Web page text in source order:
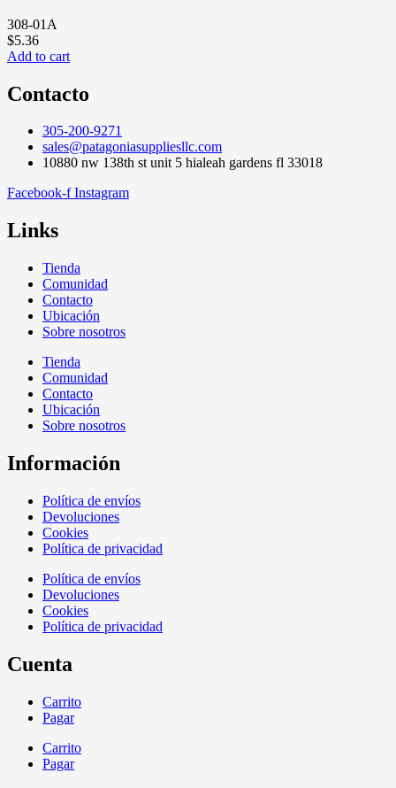
308-01A
$5.36
Add to cart
Contacto
305-200-9271
sales@patagoniasuppliesllc.com
10880 nw 138th st unit 5 hialeah gardens fl 33018
Facebook-f Instagram
Links
Tienda
Comunidad
Contacto
Ubicación
Sobre nosotros
Tienda
Comunidad
Contacto
Ubicación
Sobre nosotros
Información
Política de envíos
Devoluciones
Cookies
Política de privacidad
Política de envíos
Devoluciones
Cookies
Política de privacidad
Cuenta
Carrito
Pagar
Carrito
Pagar